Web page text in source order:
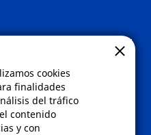
cookies
finalidades
del tráfico
contenido
y con